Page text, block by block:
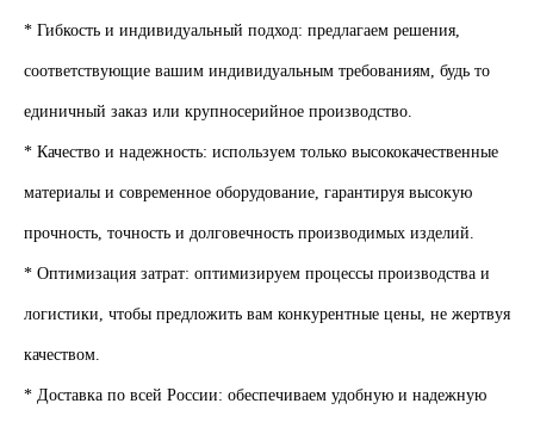
* Гибкость и индивидуальный подход: предлагаем решения,
соответствующие вашим индивидуальным требованиям, будь то
единичный заказ или крупносерийное производство.
* Качество и надежность: используем только высококачественные
материалы и современное оборудование, гарантируя высокую
прочность, точность и долговечность производимых изделий.
* Оптимизация затрат: оптимизируем процессы производства и
логистики, чтобы предложить вам конкурентные цены, не жертвуя
качеством.
* Доставка по всей России: обеспечиваем удобную и надежную